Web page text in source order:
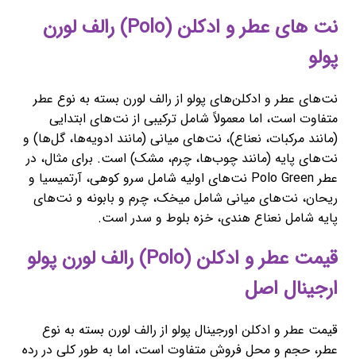
نت های عطر و ادکلن (Polo) رالف لورن
پولو
نت‌های عطر و ادکلن‌های پولو از رالف لورن بسته به نوع عطر
متفاوت است، اما معمولاً شامل ترکیبی از نت‌های ابتدایی
(مانند مرکبات، نعناع)، نت‌های میانی (مانند ادویه‌ها، گل‌ها) و
نت‌های پایه (مانند چوب‌ها، چرم، مشک) است. برای مثال، در
عطر Polo Green نت‌های اولیه شامل سرو کوهی، آرتمیسیا و
ریحان، نت‌های میانی شامل میخک، چرم و بابونه و نت‌های
پایه شامل نعناع هندی، خزه بلوط و سدر است.
قیمت عطر و ادکلن (Polo) رالف لورن پولو
ارجینال اصل
قیمت عطر و ادکلن اورجینال پولو از رالف لورن بسته به نوع
عطر، حجم و محل فروش متفاوت است، اما به طور کلی در رده